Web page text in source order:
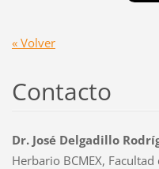
« Volver
Contacto
Dr. José Delgadillo
Herbario BCMEX,